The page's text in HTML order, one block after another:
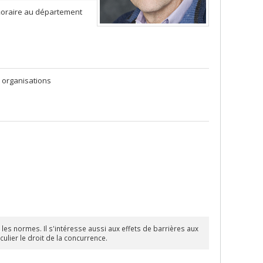
au département
normes. Il s'intéresse aussi aux effets de barrières aux
le droit de la concurrence.